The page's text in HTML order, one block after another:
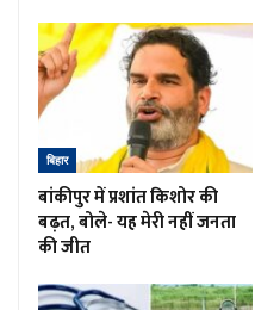
बिहार
बांकीपुर में प्रशांत किशोर की
बढ़त, बोले- यह मेरी नहीं जनता
की जीत